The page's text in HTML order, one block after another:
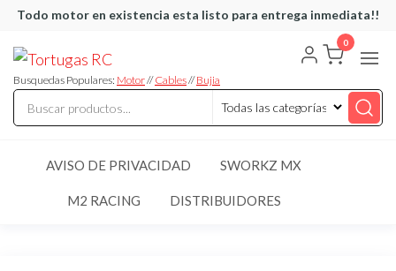
Saltar
contenido
Todo motor en existencia esta listo para entrega inmediata!!
RC
articulos
de RC
Busquedas Populares: Motor//Cables//Bujia
0
AVISO DE PRIVACIDAD SWORKZ MX
M2 RACING DISTRIBUIDORES